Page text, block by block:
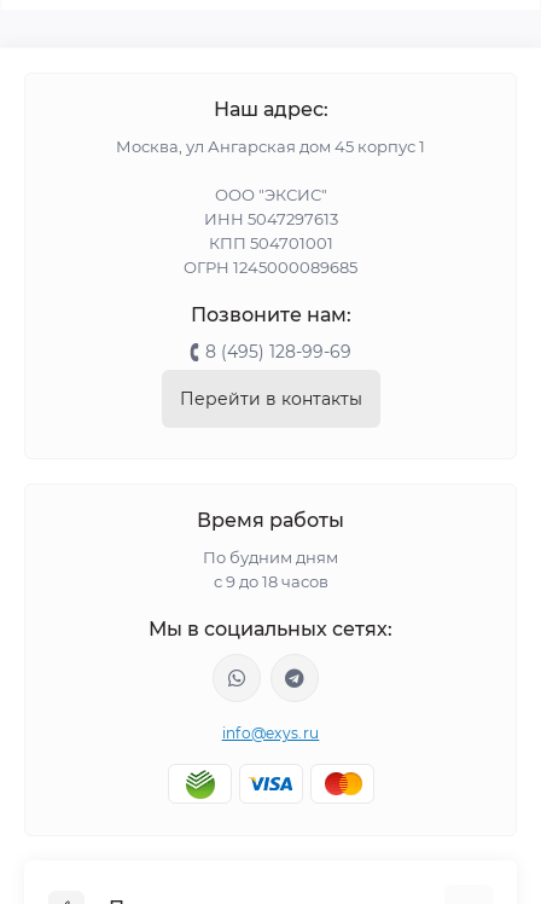
Наш адрес:
Москва, ул Ангарская дом 45 корпус 1
ООО "ЭКСИС"
ИНН 5047297613
КПП 504701001
ОГРН 1245000089685
Позвоните нам:
8 (495) 128-99-69
Перейти в контакты
Время работы
По будним дням
с 9 до 18 часов
Мы в социальных сетях:
info@exys.ru